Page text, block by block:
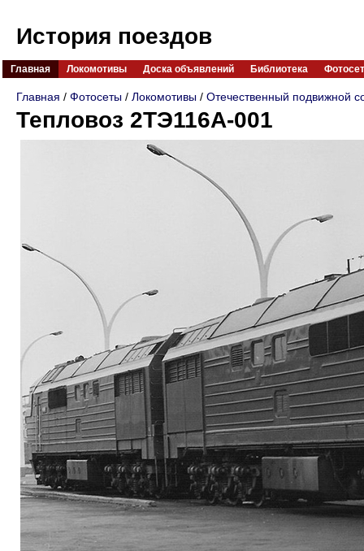
История поездов
Главная Локомотивы Доска объявлений Библиотека
Главная / Фотосеты / Локомотивы / Отечественный подвижной
Тепловоз 2ТЭ116А-001